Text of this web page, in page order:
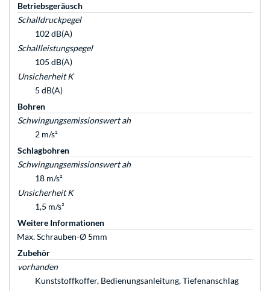
Betriebsgeräusch
Schalldruckpegel
102 dB(A)
Schallleistungspegel
105 dB(A)
Unsicherheit K
5 dB(A)
Bohren
Schwingungsemissionswert ah
2 m/s²
Schlagbohren
Schwingungsemissionswert ah
18 m/s²
Unsicherheit K
1,5 m/s²
Weitere Informationen
Max. Schrauben-Ø 5mm
Zubehör
vorhanden
Kunststoffkoffer, Bedienungsanleitung, Tiefenanschlag